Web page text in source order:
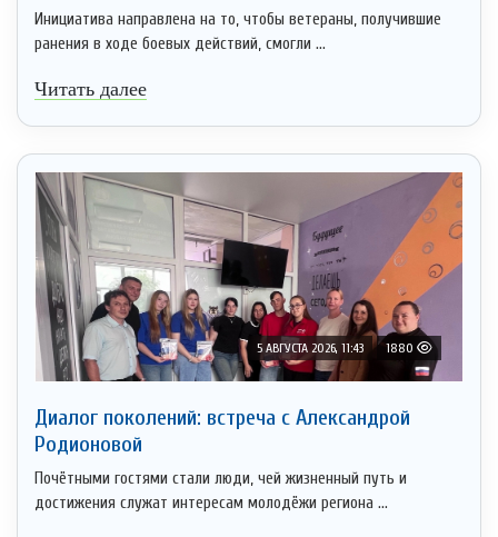
Инициатива направлена на то, чтобы ветераны, получившие
ранения в ходе боевых действий, смогли ...
Читать далее
5 АВГУСТА 2026, 11:43 1880
Диалог поколений: встреча с Александрой
Родионовой
Почётными гостями стали люди, чей жизненный путь и
достижения служат интересам молодёжи региона ...